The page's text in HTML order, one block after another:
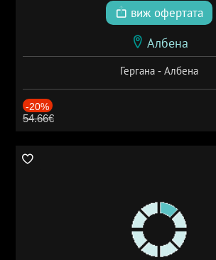
виж офертата
Албена
Гергана - Албена
-20%
54.66€